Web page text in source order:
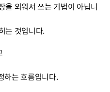
을 외워서 쓰는 기법이 아닙니
는 것입니다.
하는 흐름입니다.